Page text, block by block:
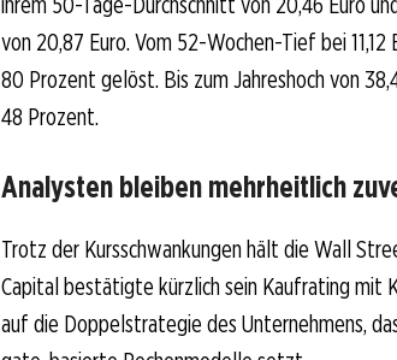
von 20,87 Euro. Vom 52-Wochen-Tief bei
80 Prozent gelöst. Bis zum Jahreshoch von
48 Prozent.
Analysten bleiben mehrheitlich
Trotz der Kursschwankungen hält die Wall
Capital bestätigte kürzlich sein Kaufrating mit
auf die Doppelstrategie des Unternehmens,